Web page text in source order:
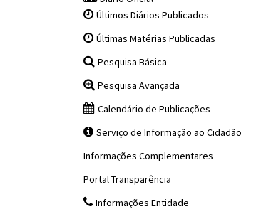
Últimos Diários Publicados
Últimas Matérias Publicadas
Pesquisa Básica
Pesquisa Avançada
Calendário de Publicações
Serviço de Informação ao Cidadão
Informações Complementares
Portal Transparência
Informações Entidade